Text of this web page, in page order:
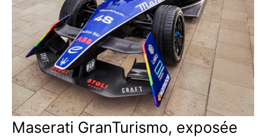
Maserati GranTurismo, exposée